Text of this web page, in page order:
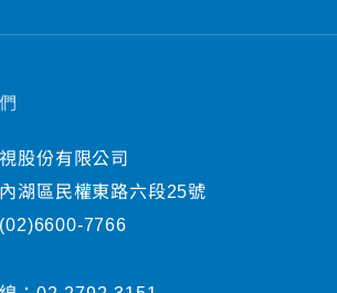
股份有限公司
湖區民權東路六段25號
(02)6600-7766